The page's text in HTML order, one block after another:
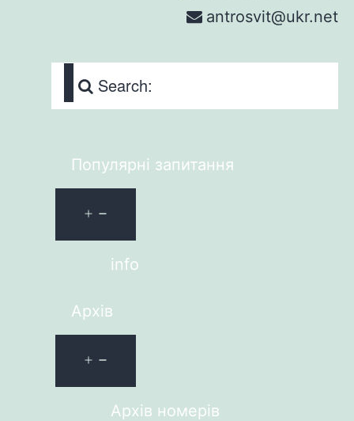
antrosvit@ukr.net
Search:
Популярні запитання
info
Архів
Архів номерів